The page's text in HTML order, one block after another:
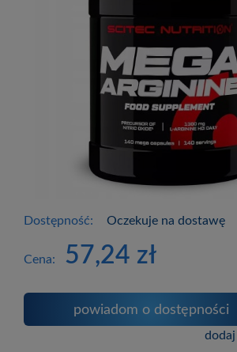
Dostępność: Oczekuje na dostawę
Cena: 57,24 zł
powiadom o dostępności